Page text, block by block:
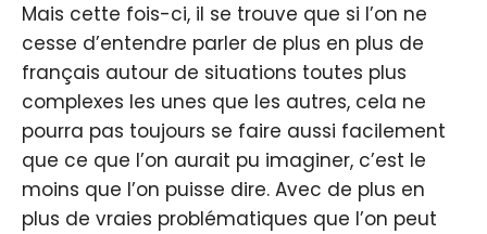
Mais cette fois-ci, il se trouve que si l’on ne
cesse d’entendre parler de plus en plus de
français autour de situations toutes plus
complexes les unes que les autres, cela ne
pourra pas toujours se faire aussi facilement
que ce que l’on aurait pu imaginer, c’est le
moins que l’on puisse dire. Avec de plus en
plus de vraies problématiques que l’on peut